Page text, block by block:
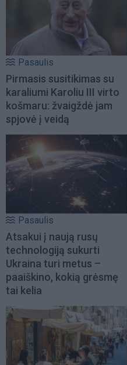
Pasaulis
Pirmasis susitikimas su
karaliumi Karoliu III virto
košmaru: žvaigždė jam
spjovė į veidą
Pasaulis
Atsakui į naują rusų
technologiją sukurti
Ukraina turi metus –
paaiškino, kokią grėsmę
tai kelia